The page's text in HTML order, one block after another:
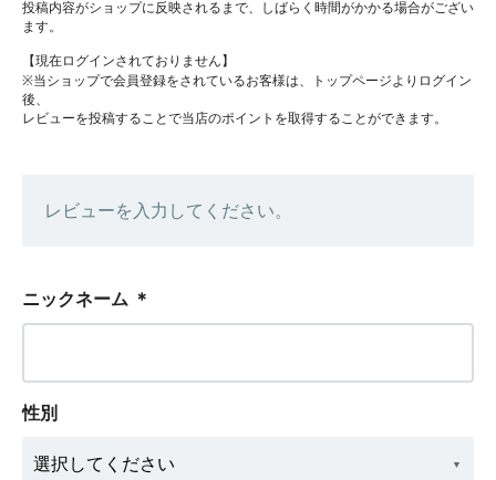
投稿内容がショップに反映されるまで、しばらく時間がかかる場合がござい
ます。
【現在ログインされておりません】
※当ショップで会員登録をされているお客様は、トップページよりログイン
後、
レビューを投稿することで当店のポイントを取得することができます。
レビューを入力してください。
ニックネーム ＊
性別